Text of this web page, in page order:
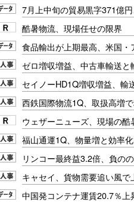
7月上中旬の貿易黒字371億
酷暑物流、現場任せの限界
食品輸出が上期最高、米国・
ゼロ増収増益、中古車輸送
セイノーHD1Q増収増益、輸
西鉄国際物流1Q、取扱高増
ウェザーニューズ、現場の酷
福山通運1Q、物量増と効率
リンコー最終益3.2倍、負の
キャセイ、貨物需要追い風で
中国発コンテナ運賃20.7％上